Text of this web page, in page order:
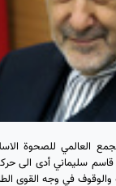
العالمي للصحوة
قاسم سليماني أدى الى
والوقوف في وجه القوى